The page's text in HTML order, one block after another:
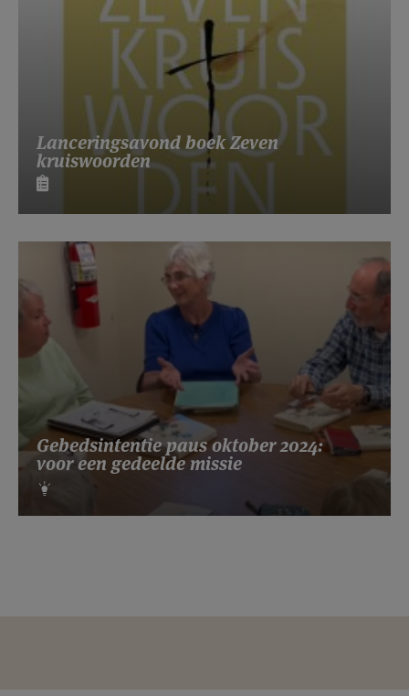
Lanceringsavond boek Zeven
kruiswoorden
Gebedsintentie paus oktober 2024:
voor een gedeelde missie